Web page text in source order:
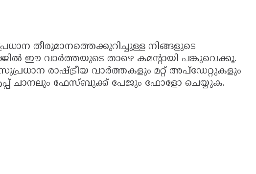
തീരുമാനത്തെക്കുറിച്ചുള്ള നിങ്ങളുടെ
ഈ വാര്‍ത്തയുടെ താഴെ കമന്‍റായി പങ്കുവെക്കൂ.
സുപ്രധാന രാഷ്ട്രീയ വാർത്തകളും മറ്റ് അപ്ഡേറ്റുകളും
ചാനലും ഫേസ്ബുക്ക് പേജും ഫോളോ ചെയ്യുക.